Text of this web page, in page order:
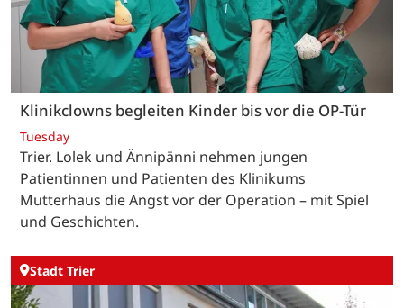
Klinikclowns begleiten Kinder bis vor die OP-Tür
Tuesday
Trier. Lolek und Ännipänni nehmen jungen
Patientinnen und Patienten des Klinikums
Mutterhaus die Angst vor der Operation – mit Spiel
und Geschichten.
Stadt Trier